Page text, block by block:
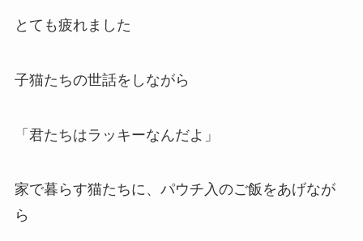
とても疲れました
子猫たちの世話をしながら
「君たちはラッキーなんだよ」
家で暮らす猫たちに、パウチ入のご飯をあげなが
ら